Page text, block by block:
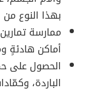
بهذا النوع من
ممارسة تمارين
أماكن هادئةٍ
الحصول على
الباردة،